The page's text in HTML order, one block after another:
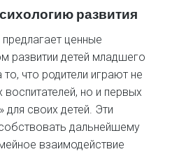
развития
ценные
развитии детей младшего
что родители играют не
но и первых
для своих детей. Эти
дальнейшему
взаимодействие